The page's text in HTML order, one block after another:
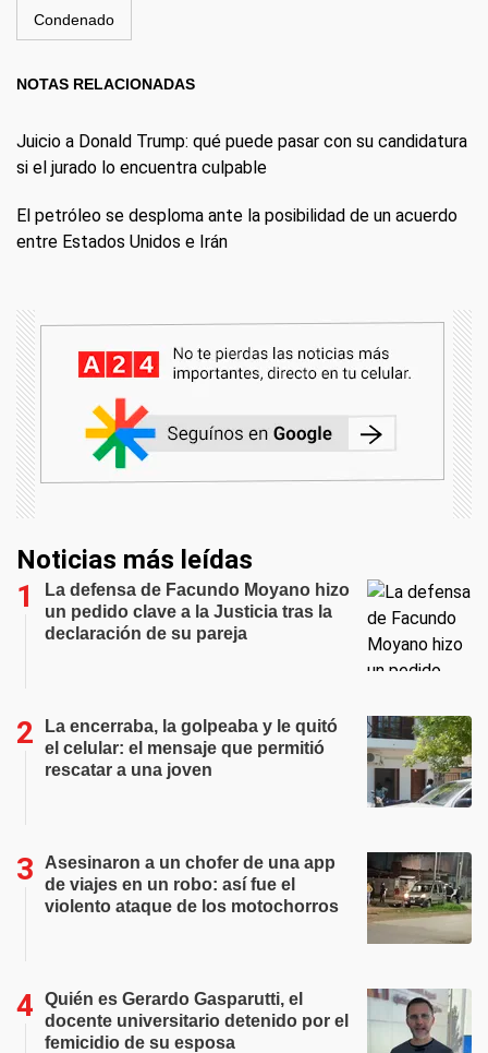
Condenado
NOTAS RELACIONADAS
Juicio a Donald Trump: qué puede pasar con su candidatura
si el jurado lo encuentra culpable
El petróleo se desploma ante la posibilidad de un acuerdo
entre Estados Unidos e Irán
Noticias más leídas
La defensa de Facundo Moyano hizo
un pedido clave a la Justicia tras la
declaración de su pareja
La encerraba, la golpeaba y le quitó
el celular: el mensaje que permitió
rescatar a una joven
Asesinaron a un chofer de una app
de viajes en un robo: así fue el
violento ataque de los motochorros
Quién es Gerardo Gasparutti, el
docente universitario detenido por el
femicidio de su esposa